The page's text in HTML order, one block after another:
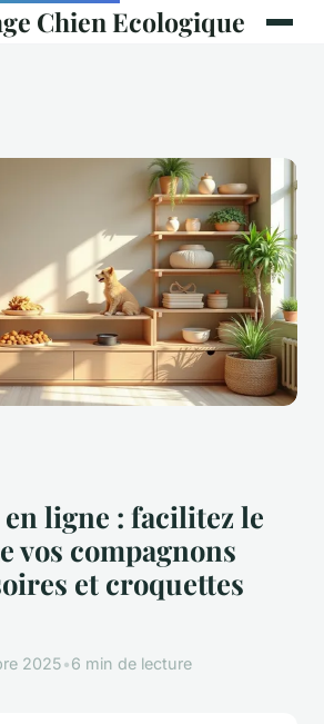
Chien Ecologique
ligne : facilitez le
vos compagnons
et croquettes
2025•6 min de lecture